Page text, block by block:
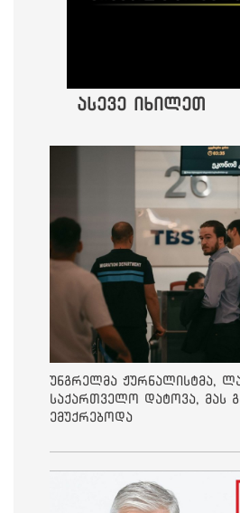
ასევე იხილეთ
უნგრელმა ჟურნალისტმა,
საქართველო დატოვა, მას
ემუქრებოდა